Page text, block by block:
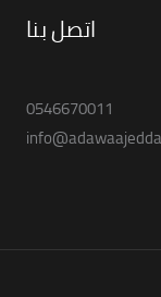
اتصل بنا